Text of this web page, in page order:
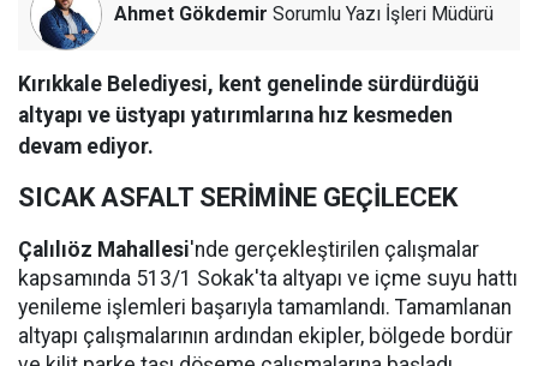
Ahmet Gökdemir Sorumlu Yazı İşleri Müdürü
Kırıkkale Belediyesi, kent genelinde sürdürdüğü
altyapı ve üstyapı yatırımlarına hız kesmeden
devam ediyor.
SICAK ASFALT SERİMİNE GEÇİLECEK
Çalılıöz Mahallesi'nde gerçekleştirilen çalışmalar
kapsamında 513/1 Sokak'ta altyapı ve içme suyu hattı
yenileme işlemleri başarıyla tamamlandı. Tamamlanan
altyapı çalışmalarının ardından ekipler, bölgede bordür